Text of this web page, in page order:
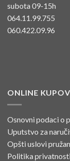
subota 09-15h
064.11.99.755
060.422.09.96
ONLINE
Osnovni podaci o
Uputstvo za
Opšti uslovi
Politika privatnosti